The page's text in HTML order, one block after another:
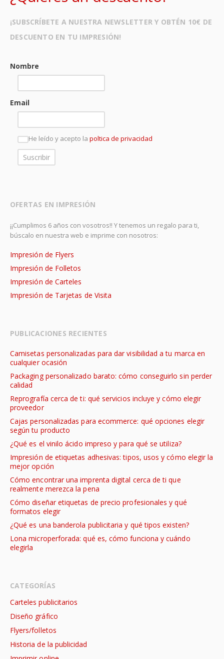
¡SUBSCRÍBETE A NUESTRA NEWSLETTER Y OBTÉN 10€ DE
DESCUENTO EN TU IMPRESIÓN!
Nombre
Email
He leído y acepto la poltica de privacidad
OFERTAS EN IMPRESIÓN
¡¡Cumplimos 6 años con vosotros!! Y tenemos un regalo para ti,
búscalo en nuestra web e imprime con nosotros:
Impresión de Flyers
Impresión de Folletos
Impresión de Carteles
Impresión de Tarjetas de Visita
PUBLICACIONES RECIENTES
Camisetas personalizadas para dar visibilidad a tu marca en
cualquier ocasión
Packaging personalizado barato: cómo conseguirlo sin perder
calidad
Reprografía cerca de ti: qué servicios incluye y cómo elegir
proveedor
Cajas personalizadas para ecommerce: qué opciones elegir
según tu producto
¿Qué es el vinilo ácido impreso y para qué se utiliza?
Impresión de etiquetas adhesivas: tipos, usos y cómo elegir la
mejor opción
Cómo encontrar una imprenta digital cerca de ti que
realmente merezca la pena
Cómo diseñar etiquetas de precio profesionales y qué
formatos elegir
¿Qué es una banderola publicitaria y qué tipos existen?
Lona microperforada: qué es, cómo funciona y cuándo
elegirla
CATEGORÍAS
Carteles publicitarios
Diseño gráfico
Flyers/folletos
Historia de la publicidad